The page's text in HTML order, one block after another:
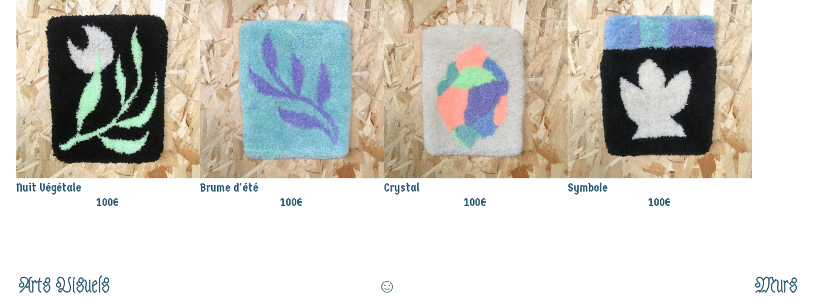
Nuit Végétale
100€
Brume d'été
100€
Crystal
100€
Symbole
100€
Arts Visuels Murs
☺